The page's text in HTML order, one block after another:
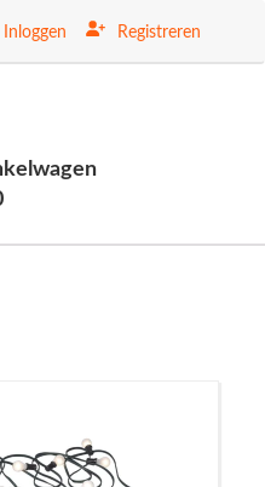
Inloggen Registreren